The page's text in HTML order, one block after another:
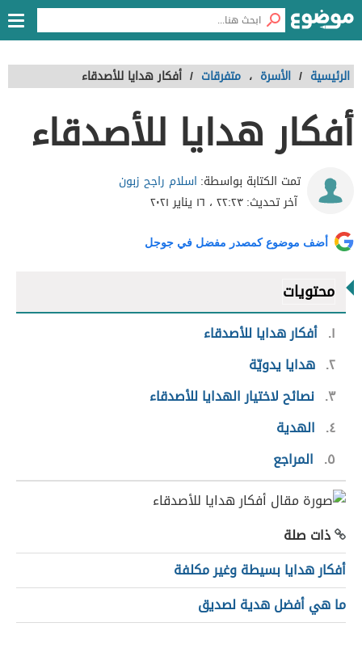
الرئيسية / الأسرة ، متفرقات / أفكار هدايا للأصدقاء
أفكار هدايا للأصدقاء
تمت الكتابة بواسطة: اسلام راجح زبون
آخر تحديث:٢٢:٢٣ ، ١٦ يناير ٢٠٢١
أضف موضوع كمصدر مفضل في جوجل
محتويات
١ أفكار هدايا للأصدقاء
٢ هدايا يدويّة
٣ نصائح لاختيار الهدايا للأصدقاء
٤
الهدية
٥
المراجع
ذات صلة
أفكار هدايا بسيطة وغير مكلفة
ما هي أفضل هدية لصديق